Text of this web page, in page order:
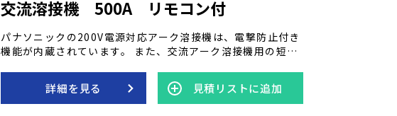
交流溶接機 500A リモコン付
パナソニックの200V電源対応アーク溶接機は、電撃防止付き
機能が内蔵されています。 また、交流アーク溶接機用の短絡
元で溶接電流を簡単に調節できます。 高い安全性と利便性を
備えたこの溶接機は、様々な作業環境で頼りになる性能を発
揮します。
詳細を見る 見積リストに追加